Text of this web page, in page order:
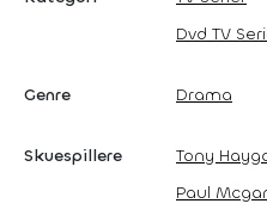
Dvd TV
Genre Drama
Skuespillere
Tony
Paul